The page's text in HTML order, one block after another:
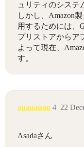
ュリティのシステ
しかし、Amazon
用するためには、
プリストアからア
よって現在、
す。
auauauau 22
4
Asadaさん